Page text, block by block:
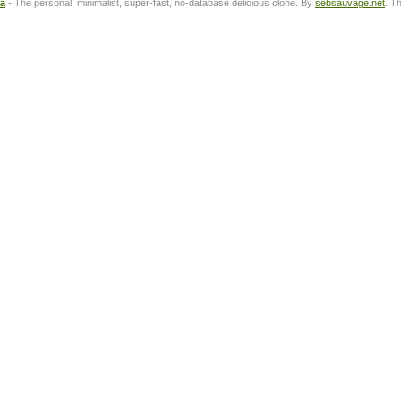
- The personal, minimalist, super-fast, no-database delicious clone. By sebsauvage.net .